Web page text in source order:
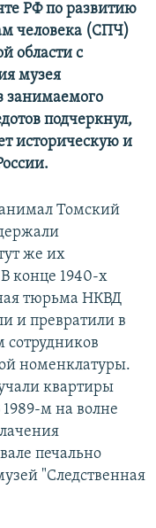
РФ по развитию
человека (СПЧ)
области с
музея
занимаемого
подчеркнул,
историческую и
Томский
же их
конце 1940-х
тюрьма НКВД
и превратили в
сотрудников
номенклатуры.
квартиры
м на волне
печально
"Следственная